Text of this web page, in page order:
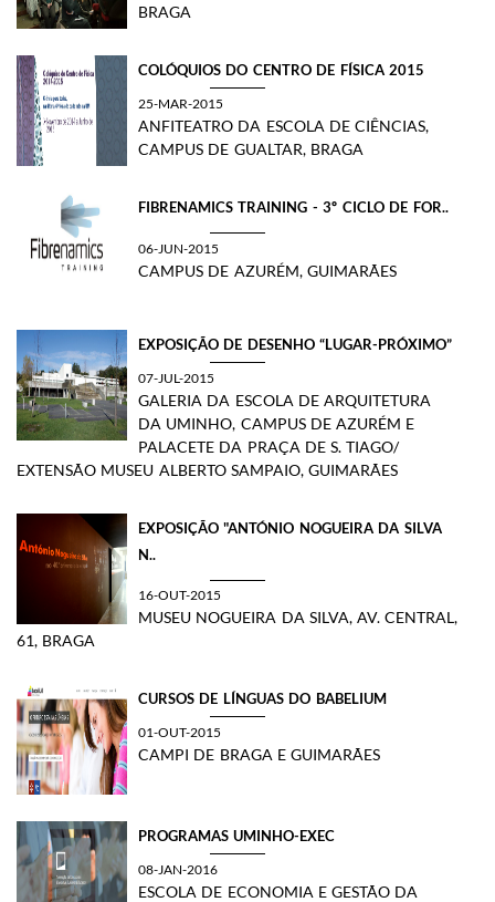
BRAGA
COLÓQUIOS DO CENTRO DE FÍSICA 2015
25-MAR-2015
ANFITEATRO DA ESCOLA DE CIÊNCIAS,
CAMPUS DE GUALTAR, BRAGA
FIBRENAMICS TRAINING - 3º CICLO DE FOR..
06-JUN-2015
CAMPUS DE AZURÉM, GUIMARÃES
EXPOSIÇÃO DE DESENHO “LUGAR-PRÓXIMO”
07-JUL-2015
GALERIA DA ESCOLA DE ARQUITETURA
DA UMINHO, CAMPUS DE AZURÉM E
PALACETE DA PRAÇA DE S. TIAGO/
EXTENSÃO MUSEU ALBERTO SAMPAIO, GUIMARÃES
EXPOSIÇÃO "ANTÓNIO NOGUEIRA DA SILVA
N..
16-OUT-2015
​MUSEU NOGUEIRA DA SILVA, AV. CENTRAL,
61, BRAGA​
CURSOS DE LÍNGUAS DO BABELIUM
01-OUT-2015
CAMPI DE BRAGA E GUIMARÃES
PROGRAMAS UMINHO-EXEC
08-JAN-2016
ESCOLA DE ECONOMIA E GESTÃO DA